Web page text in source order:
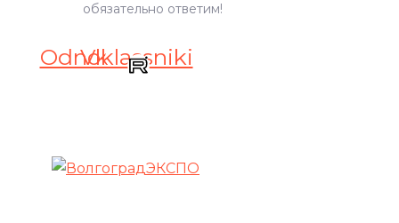
обязательно ответим!
Vk
Odnoklassniki